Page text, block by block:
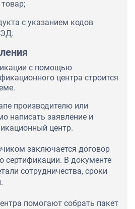
с указанием кодов
с помощью
центра строится
производителю или
написать заявление и
центр.
заключается договор
сертификации. В документе
сотрудничества, сроки
помогают собрать пакет